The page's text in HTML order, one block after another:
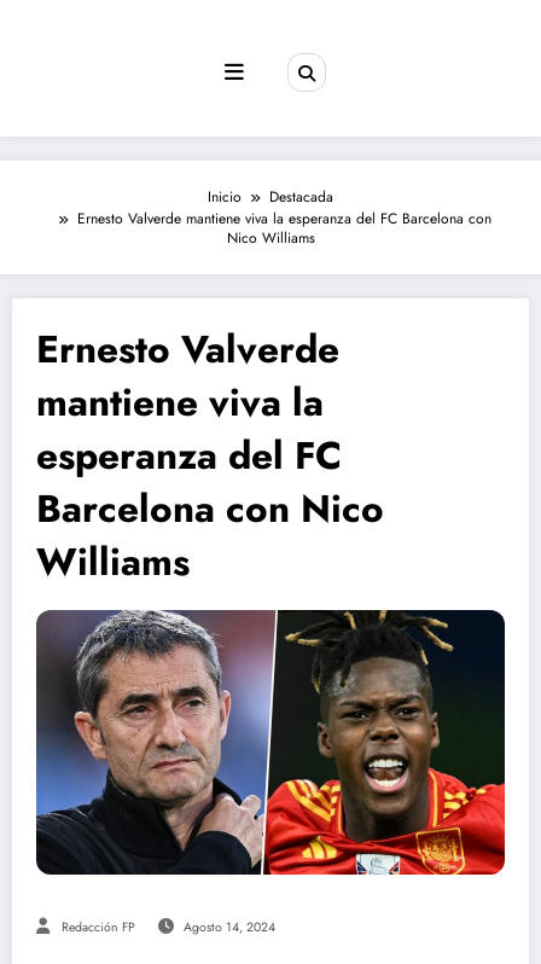
Inicio
Destacada
Ernesto Valverde mantiene viva la esperanza del FC Barcelona con
Nico Williams
Ernesto Valverde
mantiene viva la
esperanza del FC
Barcelona con Nico
Williams
Redacción FP Agosto 14, 2024